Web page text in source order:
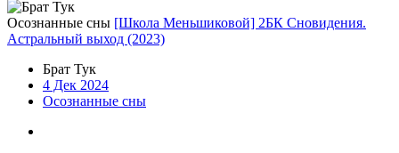
Осознанные сны [Школа Меньшиковой] 2БК Сновидения.
Астральный выход (2023)
Брат Тук
4 Дек 2024
Осознанные сны